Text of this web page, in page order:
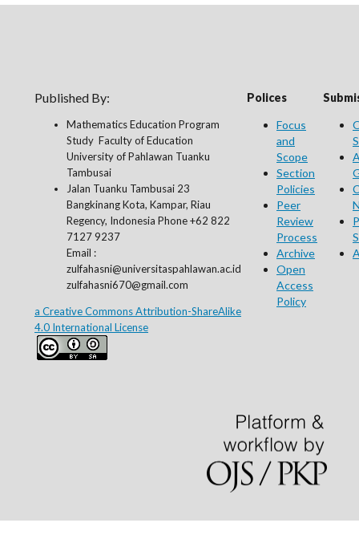
Published By:
Mathematics Education Program
Study Faculty of Education
University of Pahlawan Tuanku
Tambusai
Jalan Tuanku Tambusai 23
Bangkinang Kota, Kampar, Riau
Regency, Indonesia Phone +62 822
7127 9237
Email :
zulfahasni@universitaspahlawan.ac.id
zulfahasni670@gmail.com
a Creative Commons Attribution-ShareAlike
4.0 International License
Polices
Focus
and
Scope
Section
Policies
Peer
Review
Process
Archive
Open
Access
Policy